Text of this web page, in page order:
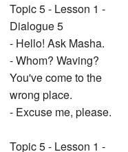
Topic 5 - Lesson 1 -
Dialogue 5
- Hello! Ask Masha.
- Whom? Waving?
You've come to the
wrong place.
- Excuse me, please.
Topic 5 - Lesson 1 -